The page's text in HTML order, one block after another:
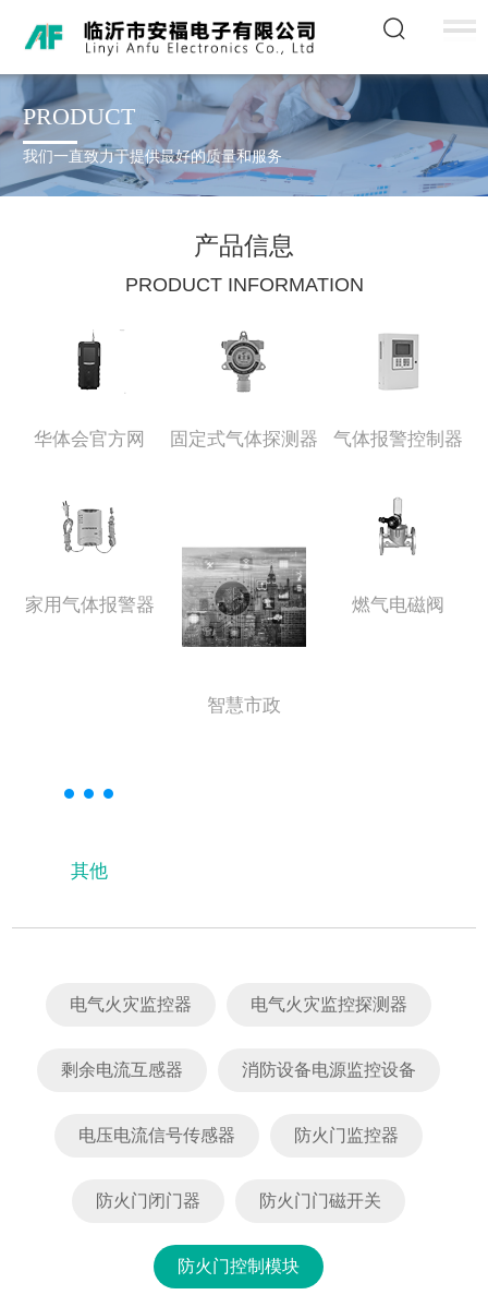
PRODUCT
我们一直致力于提供最好的质量和服务
产品信息
PRODUCT INFORMATION
华体会官方网 固定式气体探测器 气体报警控制器
家用气体报警器
智慧市政
燃气电磁阀
其他
电气火灾监控器 电气火灾监控探测器
剩余电流互感器 消防设备电源监控设备
电压电流信号传感器 防火门监控器
防火门闭门器 防火门门磁开关
防火门控制模块